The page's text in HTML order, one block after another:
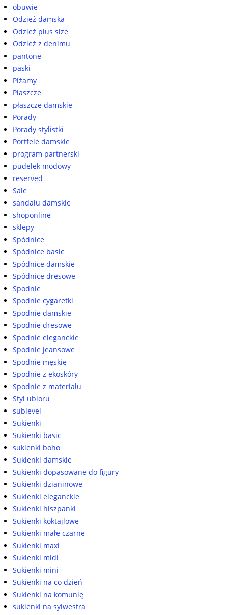
obuwie
Odzież damska
Odzież plus size
Odzież z denimu
pantone
paski
Piżamy
Płaszcze
płaszcze damskie
Porady
Porady stylistki
Portfele damskie
program partnerski
pudelek modowy
reserved
Sale
sandału damskie
shoponline
sklepy
Spódnice
Spódnice basic
Spódnice damskie
Spódnice dresowe
Spodnie
Spodnie cygaretki
Spodnie damskie
Spodnie dresowe
Spodnie eleganckie
Spodnie jeansowe
Spodnie męskie
Spodnie z ekoskóry
Spodnie z materiału
Styl ubioru
sublevel
Sukienki
Sukienki basic
sukienki boho
Sukienki damskie
Sukienki dopasowane do figury
Sukienki dzianinowe
Sukienki eleganckie
Sukienki hiszpanki
Sukienki koktajlowe
Sukienki małe czarne
Sukienki maxi
Sukienki midi
Sukienki mini
Sukienki na co dzień
Sukienki na komunię
sukienki na sylwestra